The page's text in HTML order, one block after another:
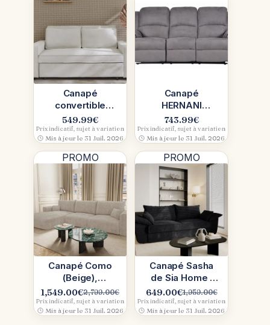
Canapé
convertible
sweeek en
velours côtelé
(Beige), 3-en-1
futé
549.99€
Prix indicatif, sujet à variation
Mis à jour le 31 Juil. 2026
Canapé
HERNANI
(Vente-
unique.com) :
notre test du
canapé relax 3
places
743.99€
Prix indicatif, sujet à variation
Mis à jour le 31 Juil. 2026
PROMO
Canapé Como
(Beige),
Premium
Interiors :
convertible,
2,799.00€
Le
prix
initial
1,549.00€Le
prix
actuel
Prix indicatif, sujet à variation
Mis à jour le 31 Juil. 2026
PROMO
Canapé Sasha
de Sia Home :
lignes
généreuses,
confort
1,959.00€
Le
prix
initial
649.00€Le
prix
actuel
Prix indicatif, sujet à variation
Mis à jour le 31 Juil. 2026